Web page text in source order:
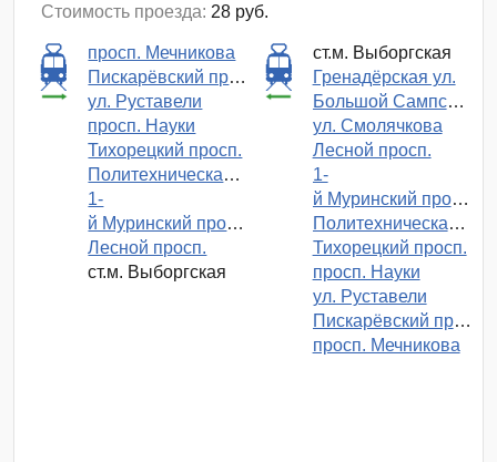
Стоимость проезда: 28 руб.
просп. Мечникова
Пискарёвский просп.
ул. Руставели
просп. Науки
Тихорецкий просп.
Политехническая ул.
1-
й Муринский просп.
Лесной просп.
ст.м. Выборгская
ст.м. Выборгская
Гренадёрская ул.
Большой Сампсониевский просп.
ул. Смолячкова
Лесной просп.
1-
й Муринский просп.
Политехническая ул.
Тихорецкий просп.
просп. Науки
ул. Руставели
Пискарёвский просп.
просп. Мечникова